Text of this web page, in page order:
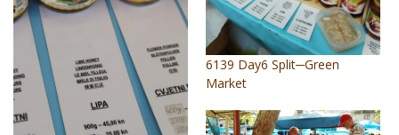
6139 Day6 Split─Green
Market